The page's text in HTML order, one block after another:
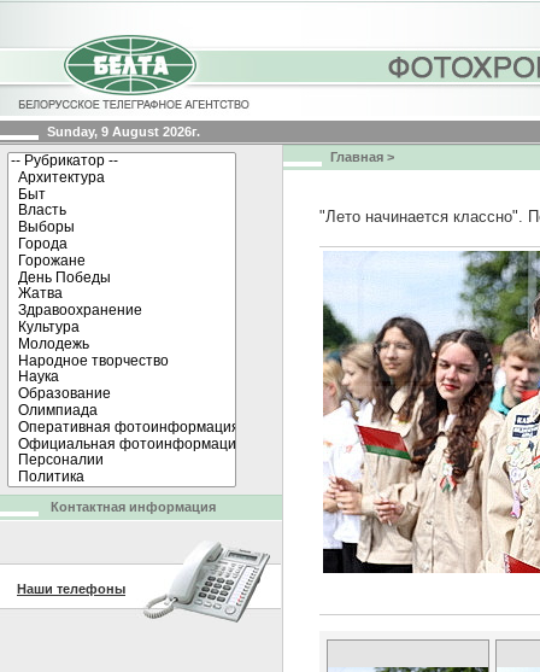
Sunday, 9 August 2026г.
Главная >
"Лето начинается классно".
Контактная информация
Наши телефоны